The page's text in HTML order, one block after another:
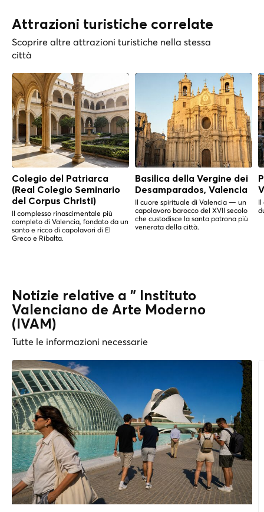
Attrazioni turistiche correlate
Scoprire altre attrazioni turistiche nella stessa
città
Colegio del Patriarca
(Real Colegio Seminario
del Corpus Christi)
Il complesso rinascimentale più
completo di Valencia, fondato da un
santo e ricco di capolavori di El
Greco e Ribalta.
Basilica della Vergine dei
Desamparados, Valencia
Il cuore spirituale di Valencia — un
capolavoro barocco del XVII secolo
che custodisce la santa patrona più
venerata della città.
Il
Notizie relative a " Instituto
Valenciano de Arte Moderno
(IVAM)
Tutte le informazioni necessarie